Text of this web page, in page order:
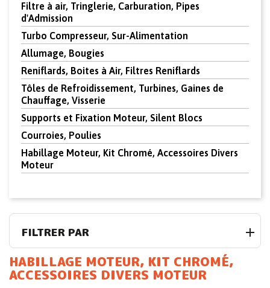
Filtre à air, Tringlerie, Carburation, Pipes
d'Admission
Turbo Compresseur, Sur-Alimentation
Allumage, Bougies
Reniflards, Boites à Air, Filtres Reniflards
Tôles de Refroidissement, Turbines, Gaines de
Chauffage, Visserie
Supports et Fixation Moteur, Silent Blocs
Courroies, Poulies
Habillage Moteur, Kit Chromé, Accessoires Divers
Moteur
FILTRER PAR
HABILLAGE MOTEUR, KIT CHROMÉ,
ACCESSOIRES DIVERS MOTEUR